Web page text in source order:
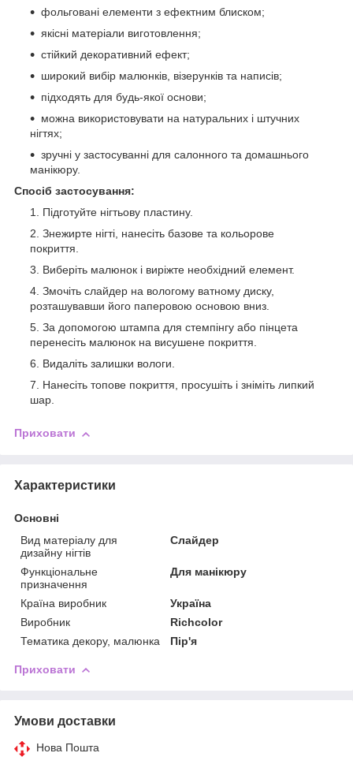
фольговані елементи з ефектним блиском;
якісні матеріали виготовлення;
стійкий декоративний ефект;
широкий вибір малюнків, візерунків та написів;
підходять для будь-якої основи;
можна використовувати на натуральних і штучних
нігтях;
зручні у застосуванні для салонного та домашнього
манікюру.
Спосіб застосування:
Підготуйте нігтьову пластину.
Знежирте нігті, нанесіть базове та кольорове
покриття.
Виберіть малюнок і виріжте необхідний елемент.
Змочіть слайдер на вологому ватному диску,
розташувавши його паперовою основою вниз.
За допомогою штампа для стемпінгу або пінцета
перенесіть малюнок на висушене покриття.
Видаліть залишки вологи.
Нанесіть топове покриття, просушіть і зніміть липкий
шар.
Приховати
Характеристики
Основні
Вид матеріалу для
дизайну нігтів
Слайдер
Функціональне
призначення
Для манікюру
Країна виробник
Україна
Виробник
Richcolor
Тематика декору, малюнка
Пір'я
Приховати
Умови доставки
Нова Пошта